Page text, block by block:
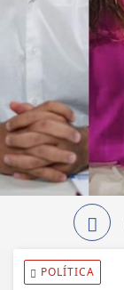
POLÍTICA